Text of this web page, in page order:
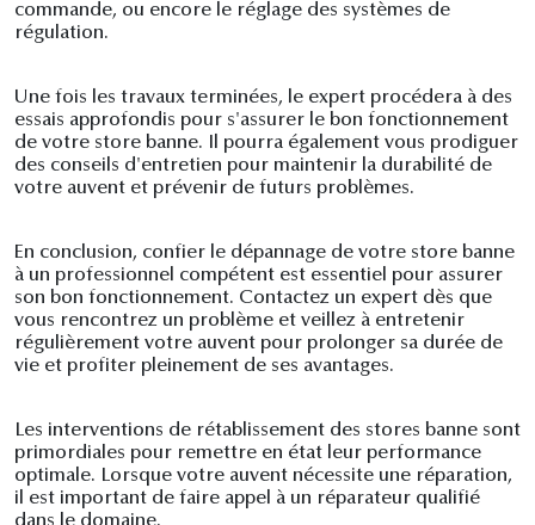
commande, ou encore le réglage des systèmes de
régulation.
Une fois les travaux terminées, le expert procédera à des
essais approfondis pour s'assurer le bon fonctionnement
de votre store banne. Il pourra également vous prodiguer
des conseils d'entretien pour maintenir la durabilité de
votre auvent et prévenir de futurs problèmes.
En conclusion, confier le dépannage de votre store banne
à un professionnel compétent est essentiel pour assurer
son bon fonctionnement. Contactez un expert dès que
vous rencontrez un problème et veillez à entretenir
régulièrement votre auvent pour prolonger sa durée de
vie et profiter pleinement de ses avantages.
Les interventions de rétablissement des stores banne sont
primordiales pour remettre en état leur performance
optimale. Lorsque votre auvent nécessite une réparation,
il est important de faire appel à un réparateur qualifié